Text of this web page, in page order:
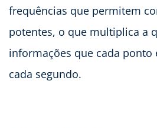
frequências que permitem
potentes, o que multiplica a
informações que cada ponto
cada segundo.